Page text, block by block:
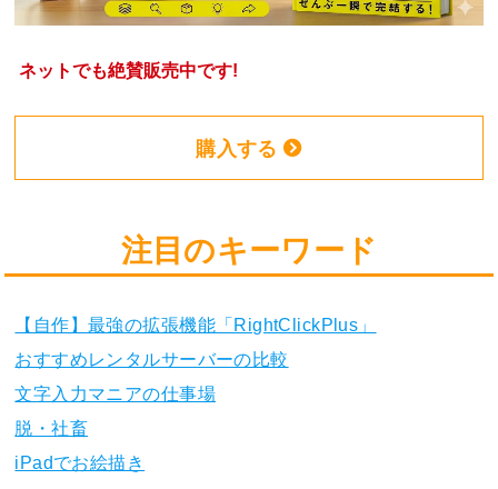
ネットでも絶賛販売中です!
購入する
注目のキーワード
【自作】最強の拡張機能「RightClickPlus」
おすすめレンタルサーバーの比較
文字入力マニアの仕事場
脱・社畜
iPadでお絵描き